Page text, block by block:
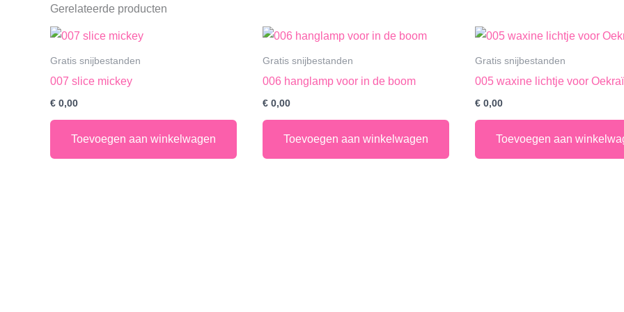
Gerelateerde producten
Gratis snijbestanden
007 slice mickey
€ 0,00
Toevoegen aan winkelwagen
Gratis snijbestanden
006 hanglamp voor in de boom
€ 0,00
Toevoegen aan winkelwagen
Gratis snijbestanden
005 waxine lichtje voor
€ 0,00
Toevoegen aan